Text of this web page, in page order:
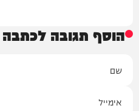
הוסף תגובה לכתבה